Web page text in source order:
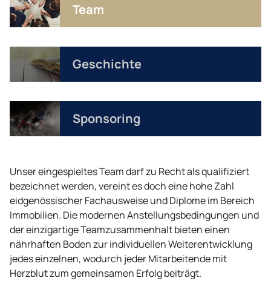
Team
Geschichte
Sponsoring
Unser eingespieltes Team darf zu Recht als qualifiziert
bezeichnet werden, vereint es doch eine hohe Zahl
eidgenössischer Fachausweise und Diplome im Bereich
Immobilien. Die modernen Anstellungsbedingungen und
der einzigartige Teamzusammenhalt bieten einen
nährhaften Boden zur individuellen Weiterentwicklung
jedes einzelnen, wodurch jeder Mitarbeitende mit
Herzblut zum gemeinsamen Erfolg beiträgt.